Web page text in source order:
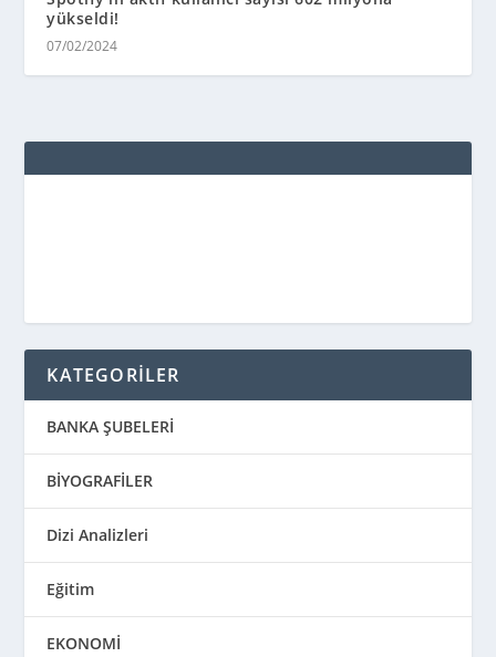
yükseldi!
07/02/2024
KATEGORİLER
BANKA ŞUBELERİ
BİYOGRAFİLER
Dizi Analizleri
Eğitim
EKONOMİ